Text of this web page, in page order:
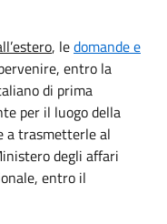
, ledomande e
entro la
di prima
per il luogo della
a trasmetterle al
degli affari
entro il